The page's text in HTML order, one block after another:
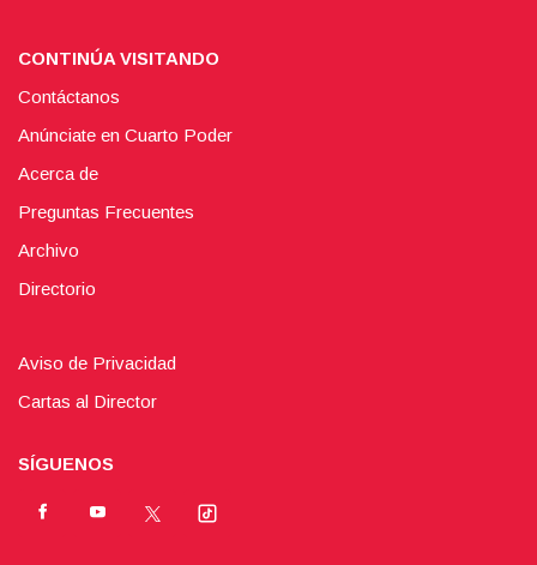
CONTINÚA VISITANDO
Contáctanos
Anúnciate en Cuarto Poder
Acerca de
Preguntas Frecuentes
Archivo
Directorio
Aviso de Privacidad
Cartas al Director
SÍGUENOS